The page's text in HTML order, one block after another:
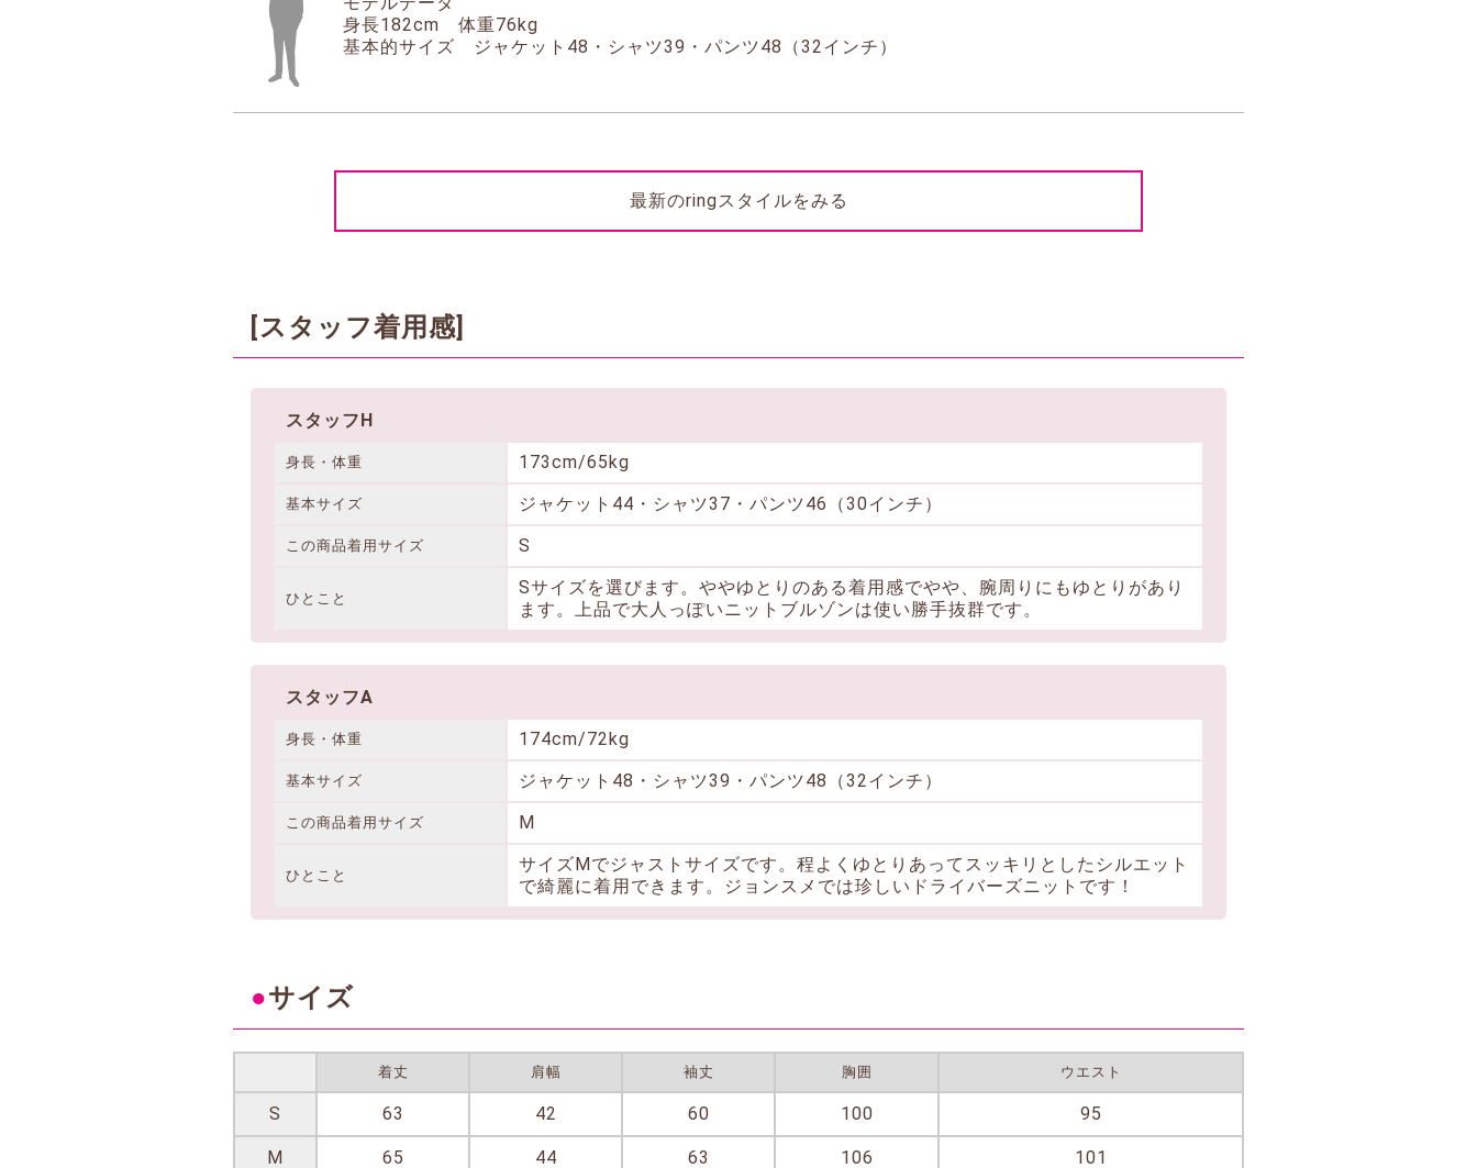
身長182cm 体重76kg
基本的サイズ ジャケット48・シャツ39・パンツ48（32インチ）
最新のringスタイルをみる
[スタッフ着用感]
スタッフH
身長・体重 173cm/65kg
基本サイズ ジャケット44・シャツ37・パンツ46（30インチ）
この商品着用サイズ S
ひとこと
Sサイズを選びます。ややゆとりのある着用感でやや、腕周りにもゆとりがあり
ます。上品で大人っぽいニットブルゾンは使い勝手抜群です。
スタッフA
身長・体重 174cm/72kg
基本サイズ ジャケット48・シャツ39・パンツ48（32インチ）
この商品着用サイズ M
ひとこと
サイズMでジャストサイズです。程よくゆとりあってスッキリとしたシルエット
で綺麗に着用できます。ジョンスメでは珍しいドライバーズニットです！
●サイズ
着丈 肩幅 袖丈 胸囲 ウエスト
S 63 42 60 100 95
M 65 44 63 106 101